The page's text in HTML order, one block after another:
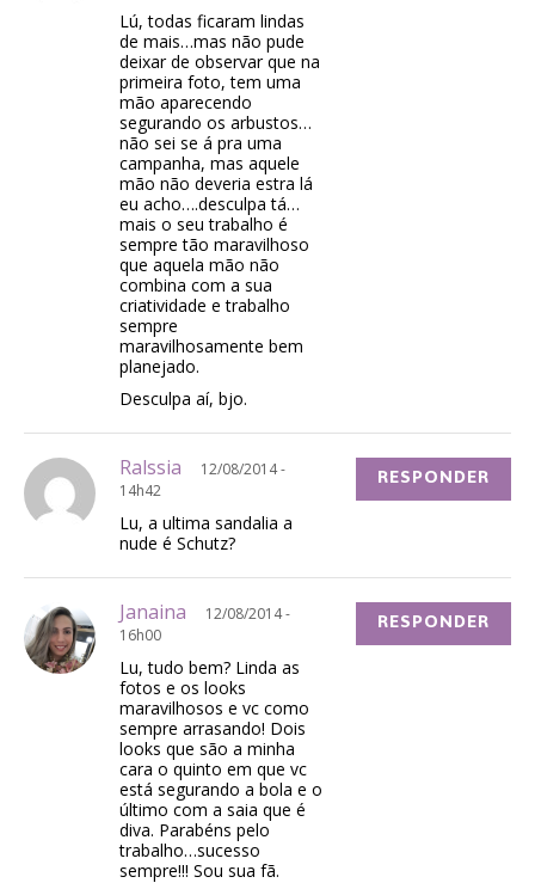
Lú, todas ficaram lindas
de mais…mas não pude
deixar de observar que na
primeira foto, tem uma
mão aparecendo
segurando os arbustos…
não sei se á pra uma
campanha, mas aquele
mão não deveria estra lá
eu acho….desculpa tá…
mais o seu trabalho é
sempre tão maravilhoso
que aquela mão não
combina com a sua
criatividade e trabalho
sempre
maravilhosamente bem
planejado.
Desculpa aí, bjo.
Ralssia
12/08/2014 -
14h42
Lu, a ultima sandalia a
nude é Schutz?
RESPONDER
Janaina
12/08/2014 -
16h00
Lu, tudo bem? Linda as
fotos e os looks
maravilhosos e vc como
sempre arrasando! Dois
looks que são a minha
cara o quinto em que vc
está segurando a bola e o
último com a saia que é
diva. Parabéns pelo
trabalho…sucesso
sempre!!! Sou sua fã.
RESPONDER